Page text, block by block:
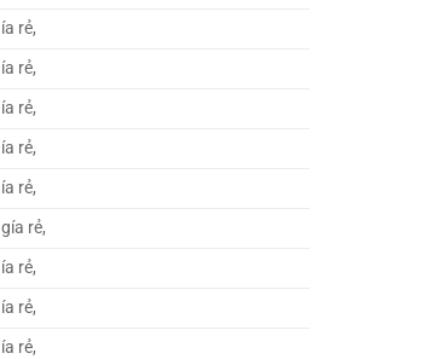
rẻ,
rẻ,
rẻ,
rẻ,
rẻ,
rẻ,
rẻ,
rẻ,
rẻ,